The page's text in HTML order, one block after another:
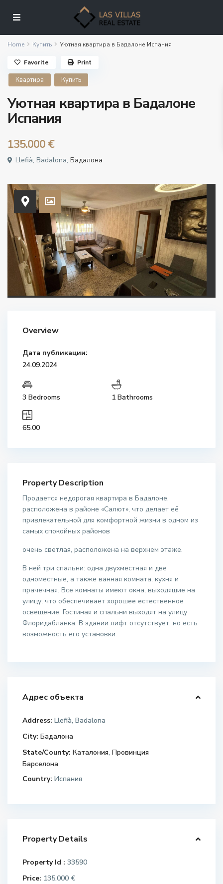
Home Купить Уютная квартира в Бадалоне Испания
Квартира Купить
Уютная квартира в Бадалоне
Испания
135.000 €
Llefià, Badalona,Бадалона
Favorite Print
Overview
Дата публикации:
24.09.2024
3 Bedrooms 1 Bathrooms
65.00
Property Description
Продается недорогая квартира в Бадалоне,
расположена в районе «Салют», что делает её
привлекательной для комфортной жизни в одном из
самых спокойных районов
очень светлая, расположена на верхнем этаже.
В ней три спальни: одна двухместная и две
одноместные, а также ванная комната, кухня и
прачечная. Все комнаты имеют окна, выходящие на
улицу, что обеспечивает хорошее естественное
освещение. Гостиная и спальни выходят на улицу
Флоридабланка. В здании лифт отсутствует, но есть
возможность его установки.
Адрес объекта
Address: Llefià, Badalona
City: Бадалона
State/County: Каталония,Провинция
Барселона
Country: Испания
Property Details
Property Id : 33590
Price: 135.000 €